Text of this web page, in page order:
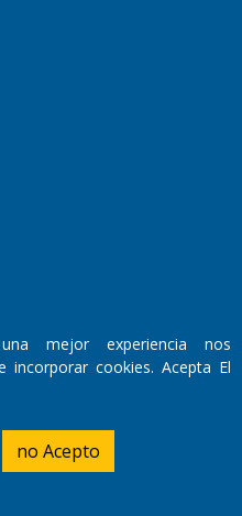
mejor experiencia nos
incorporar cookies. Acepta El
no Acepto